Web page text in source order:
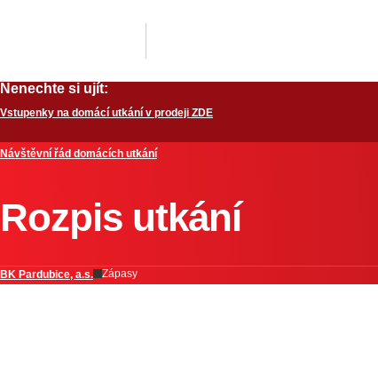
Nenechte si ujít:
Vstupenky na domácí utkání v prodeji ZDE
Návštěvní řád domácích utkání
Rozpis utkání
BK Pardubice, a.s. Zápasy